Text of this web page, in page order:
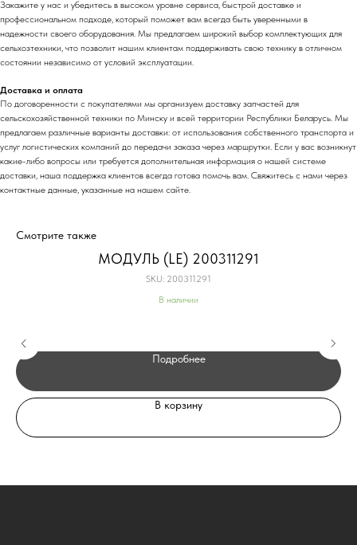
Закажите у нас и убедитесь в высоком уровне сервиса, быстрой доставке и
профессиональном подходе, который поможет вам всегда быть уверенными в
надежности своего оборудования. Мы предлагаем широкий выбор комплектующих для
сельхозтехники, что позволит нашим клиентам поддерживать свою технику в отличном
состоянии независимо от условий эксплуатации.
Доставка и оплата
По договоренности с покупателями мы организуем доставку запчастей для
сельскохозяйственной техники по Минску и всей территории Республики Беларусь. Мы
предлагаем различные варианты доставки: от использования собственного транспорта и
услуг логистических компаний до передачи заказа через маршрутки. Если у вас возникнут
какие-либо вопросы или требуется дополнительная информация о нашей системе
доставки, наша поддержка клиентов всегда готова помочь вам. Свяжитесь с нами через
контактные данные, указанные на нашем сайте.
Смотрите также
МОДУЛЬ (LE) 200311291
SKU: 200311291
В наличии
Подробнее
В корзину